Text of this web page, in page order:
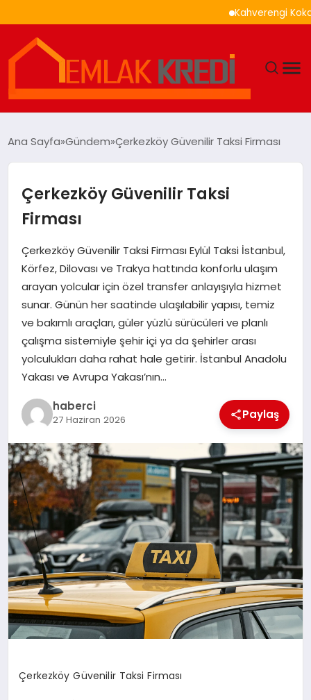
Kahverengi Kokarca
EKONOMI
DÜNYA
MAGAZIN
SAĞLIK
SIYASET
SPOR
TEKNOLOJI
YAŞAM
Ana Sayfa Gündem Çerkezköy Güvenilir Taksi Firması
Çerkezköy Güvenilir Taksi
Firması
Çerkezköy Güvenilir Taksi Firması Eylül Taksi İstanbul,
Körfez, Dilovası ve Trakya hattında konforlu ulaşım
arayan yolcular için özel transfer anlayışıyla hizmet
sunar. Günün her saatinde ulaşılabilir yapısı, temiz
ve bakımlı araçları, güler yüzlü sürücüleri ve planlı
çalışma sistemiyle şehir içi ya da şehirler arası
yolculukları daha rahat hale getirir. İstanbul Anadolu
Yakası ve Avrupa Yakası’nın…
haberci
27 Haziran 2026 Paylaş
Çerkezköy Güvenilir Taksi Firması